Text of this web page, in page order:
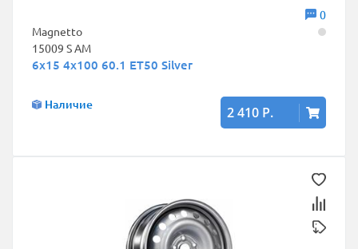
0
Magnetto
15009 S AM
6x15 4x100 60.1 ET50 Silver
Наличие 2 410 Р.